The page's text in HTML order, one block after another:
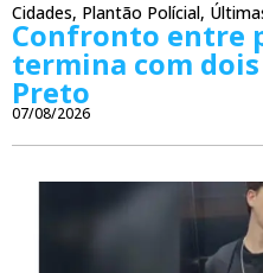
Cidades, Plantão Polícial,
Confronto entre
termina com
Preto
07/08/2026